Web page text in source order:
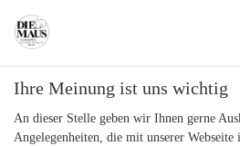
main
Ihre Meinung ist uns wichtig
An dieser Stelle geben wir Ihnen gerne
Angelegenheiten, die mit unserer Webseite